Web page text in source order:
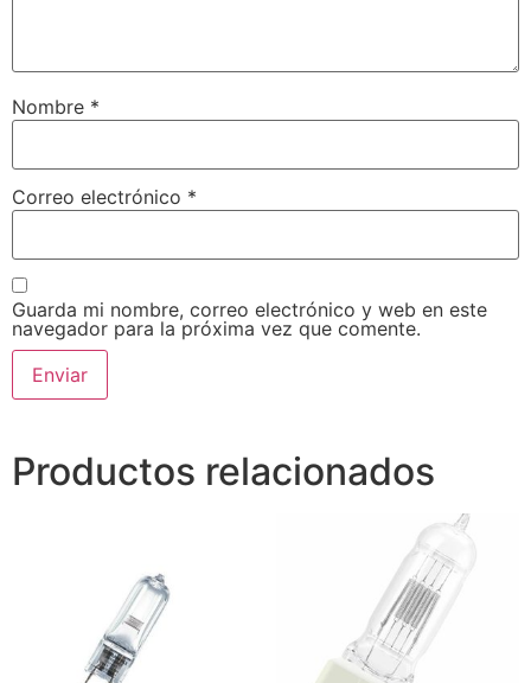
Nombre *
Correo electrónico *
Guarda mi nombre, correo electrónico y web en este
navegador para la próxima vez que comente.
Productos relacionados